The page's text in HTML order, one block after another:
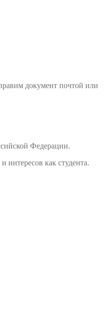
документ почтой или
Федерации.
как студента.